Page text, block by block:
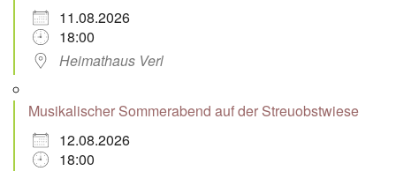
11.08.2026
18:00
Heimathaus Verl
Musikalischer Sommerabend auf der Streuobstwiese
12.08.2026
18:00